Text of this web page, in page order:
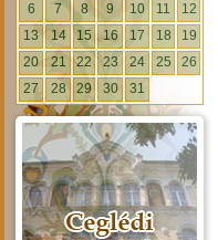
6
7 8 9 10 11
12
13
14 15 16 17 18
19
20
21 22 23 24 25
26
27
28 29 30 31